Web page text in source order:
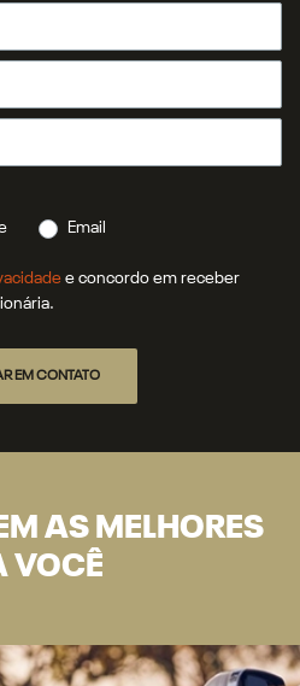
Email
e concordo em receber
EM CONTATO
AS MELHORES
VOCÊ